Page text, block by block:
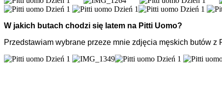
W jakich butach chodzi się latem na Pitti Uomo?
Przedstawiam wybrane przeze mnie zdjęcia męskich butów